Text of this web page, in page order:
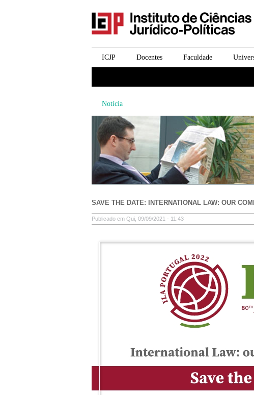
icjp
menu-institucional Faculdade
Docentes
ICJP
Notícia
SAVE THE DATE: INTERNATIONAL LAW: OUR
Publicado em Qui, 09/09/2021 - 11:43